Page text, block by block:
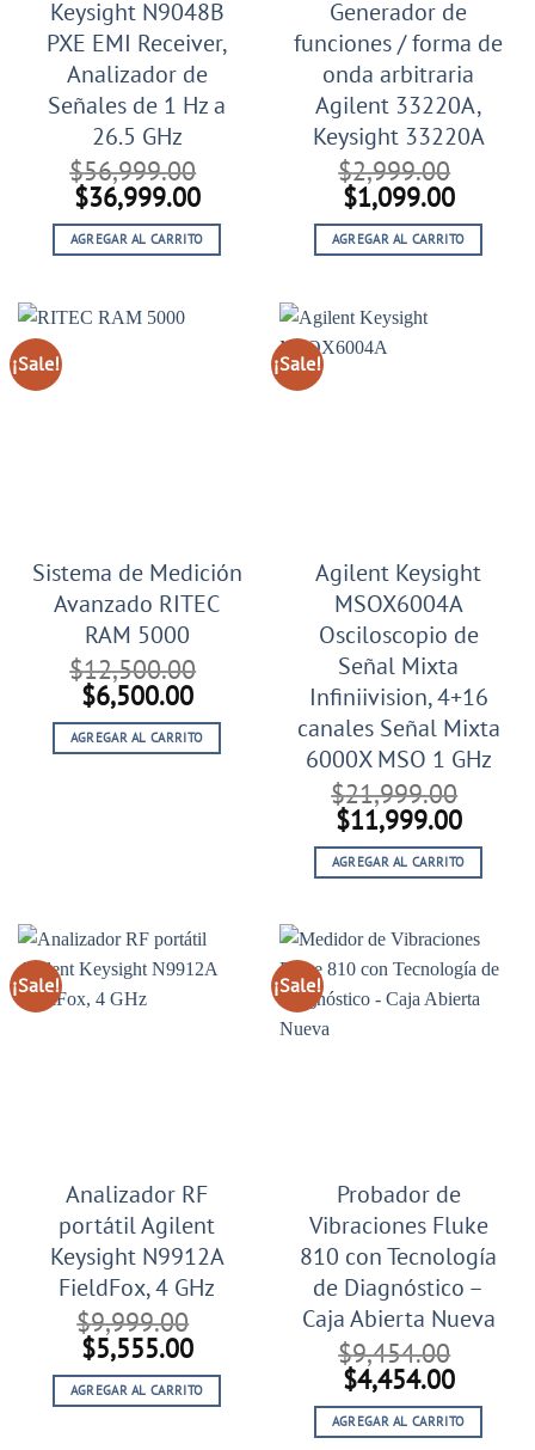
Keysight N9048B
PXE EMI Receiver,
Analizador de
Señales de 1 Hz a
26.5 GHz
$56,999.00
El
precio
original
$36,999.00El
precio
actual
$36,999.00.
AGREGAR AL CARRITO
Generador de
funciones / forma de
onda arbitraria
Agilent 33220A,
Keysight 33220A
$2,999.00
El
precio
original
$1,099.00El
precio
actual
AGREGAR AL CARRITO
¡Sale!
Sistema de Medición
Avanzado RITEC
RAM 5000
$12,500.00
El
precio
original
$6,500.00El
precio
actual
AGREGAR AL CARRITO
¡Sale!
Agilent Keysight
MSOX6004A
Osciloscopio de
Señal Mixta
Infiniivision, 4+16
canales Señal Mixta
6000X MSO 1 GHz
$21,999.00
El
precio
original
$21,999.00.
$11,999.00El
precio
actual
AGREGAR AL CARRITO
¡Sale!
Analizador RF
portátil Agilent
Keysight N9912A
FieldFox, 4 GHz
$9,999.00
El
precio
original
$5,555.00El
precio
actual
AGREGAR AL CARRITO
¡Sale!
Probador de
Vibraciones Fluke
810 con Tecnología
de Diagnóstico –
Caja Abierta Nueva
$9,454.00
El
precio
original
$4,454.00El
precio
actual
AGREGAR AL CARRITO